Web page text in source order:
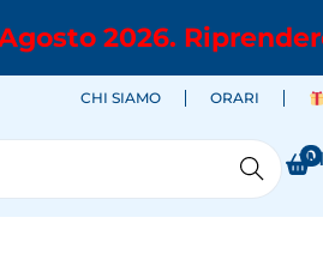
2026.
CHI SIAMO ORARI
Cerca
0